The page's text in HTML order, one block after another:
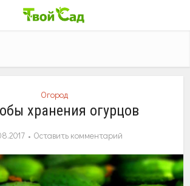
Огород
хранения огурцов
Оставить комментарий